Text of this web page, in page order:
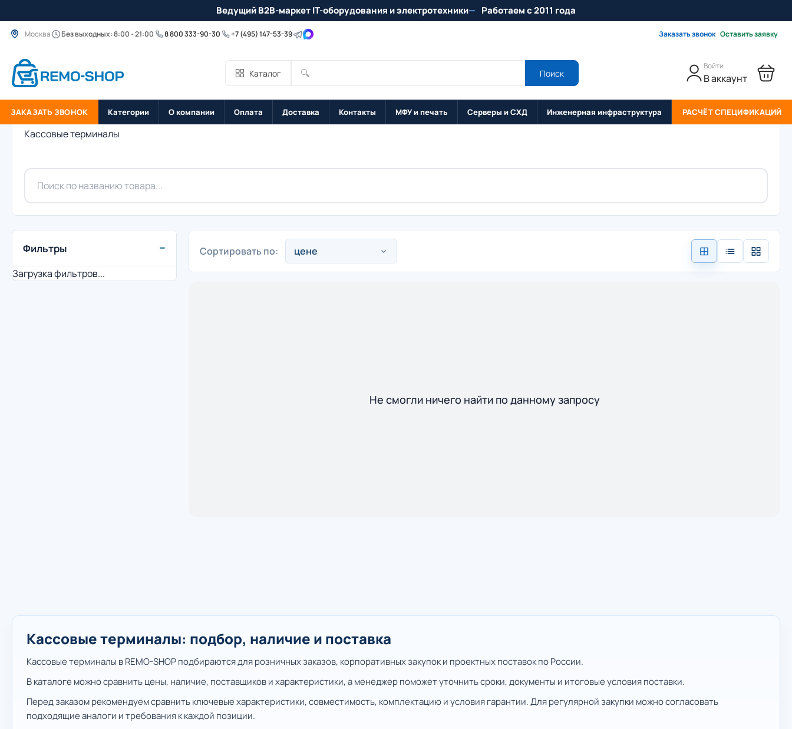
Ведущий B2B-маркет IT-оборудования и электротехники Работаем с 2011 года
Москва Без выходных: 8:00 - 21:00 8 800 333-90-30 +7 (495) 147-53-39 Заказать звонок Оставить заявку
Каталог 🔍 Поиск
Войти
В аккаунт
ЗАКАЗАТЬ ЗВОНОК Категории О компании Оплата Доставка Контакты МФУ и печать Серверы и СХД Инженерная инфраструктура РАСЧЁТ СПЕЦИФИКАЦИЙ
Кассовые терминалы
Фильтры −
Загрузка фильтров...
Сортировать по:
Не смогли ничего найти по данному запросу
Кассовые терминалы: подбор, наличие и поставка
Кассовые терминалы в REMO-SHOP подбираются для розничных заказов, корпоративных закупок и проектных поставок по России.
В каталоге можно сравнить цены, наличие, поставщиков и характеристики, а менеджер поможет уточнить сроки, документы и итоговые условия поставки.
Перед заказом рекомендуем сравнить ключевые характеристики, совместимость, комплектацию и условия гарантии. Для регулярной закупки можно согласовать
подходящие аналоги и требования к каждой позиции.